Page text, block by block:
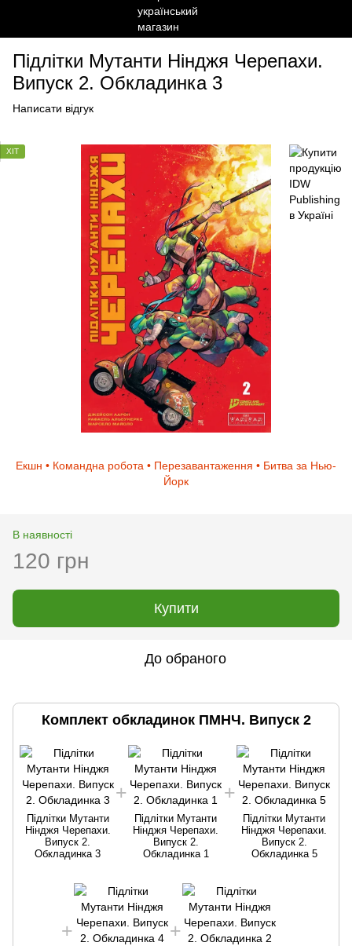
Підлітки Мутанти Нінджя Черепахи.
Випуск 2. Обкладинка 3
Написати відгук
ХІТ
Екшн • Командна робота • Перезавантаження • Битва за Нью-
Йорк
В наявності
120 грн
Купити
До обраного
Комплект обкладинок ПМНЧ. Випуск 2
Підлітки Мутанти
Нінджя Черепахи.
Випуск 2.
Обкладинка 3
Підлітки Мутанти
Нінджя Черепахи.
Випуск 2.
Обкладинка 1
Підлітки Мутанти
Нінджя Черепахи.
Випуск 2.
Обкладинка 5